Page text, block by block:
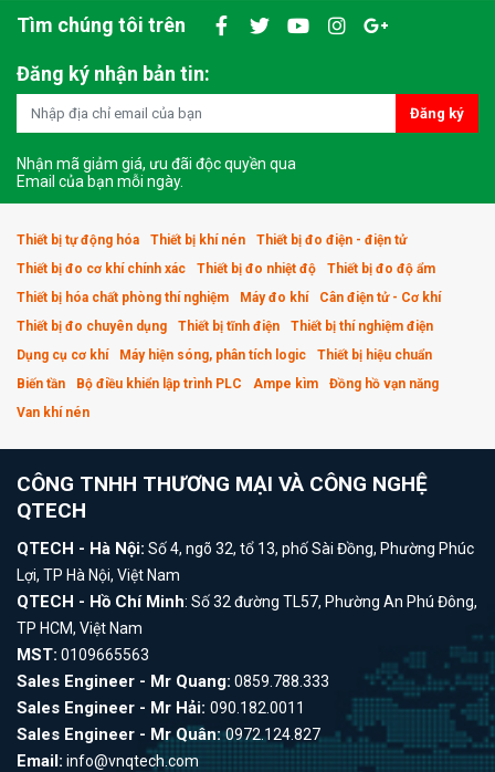
Tìm chúng tôi trên
Đăng ký nhận bản tin:
Đăng ký
Nhận mã giảm giá, ưu đãi độc quyền qua
Email của bạn mỗi ngày.
Thiết bị tự động hóa Thiết bị khí nén
Thiết bị đo điện - điện tử
Thiết bị đo cơ khí chính xác
Thiết bị đo nhiệt độ
Thiết bị đo độ ẩm
Thiết bị hóa chất phòng thí nghiệm
Máy đo khí
Cân điện tử - Cơ khí
Thiết bị đo chuyên dụng
Thiết bị tĩnh điện
Thiết bị thí nghiệm điện
Dụng cụ cơ khí
Máy hiện sóng, phân tích logic
Thiết bị hiệu chuẩn
Biến tần
Bộ điều khiển lập trình PLC Ampe kìm
Đồng hồ vạn năng
Van khí nén
CÔNG TNHH THƯƠNG MẠI VÀ CÔNG NGHỆ
QTECH
QTECH - Hà Nội: Số 4, ngõ 32, tổ 13, phố Sài Đồng, Phường Phúc
Lợi, TP Hà Nội, Việt Nam
QTECH - Hồ Chí Minh: Số 32 đường TL57, Phường An Phú Đông,
TP HCM, Việt Nam
MST: 0109665563
Sales Engineer - Mr Quang: 0859.788.333
Sales Engineer - Mr Hải: 090.182.0011
Sales Engineer - Mr Quân:0972.124.827
Email: info@vnqtech.com